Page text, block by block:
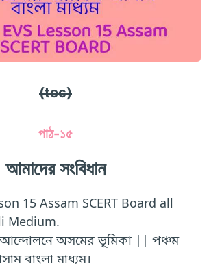
(toc)
পাঠ-১৫
আমাদের সংবিধান
15 Assam SCERT Board all
Medium.
আন্দোলনে অসমের ভূমিকা || পঞ্চম
বাংলা মাধ্যম।